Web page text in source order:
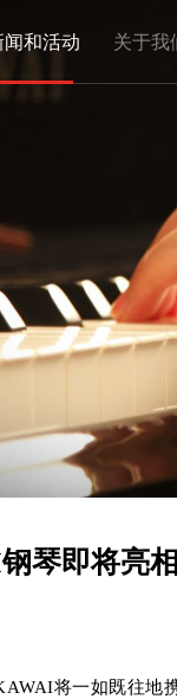
闻和活动 关于我
琴即将亮
将一如既往地携